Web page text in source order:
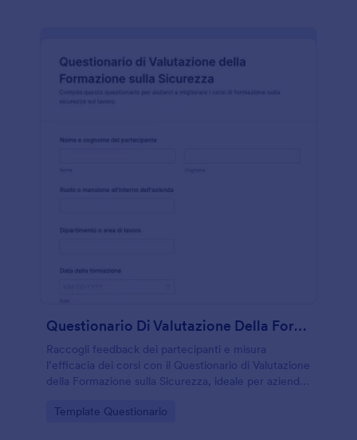
Questionario Di Valutazione Della Formazione Sulla Sicurezza
Raccogli feedback dei partecipanti e misura
l’efficacia dei corsi con il Questionario di Valutazione
della Formazione sulla Sicurezza, ideale per aziende
dopo ogni sessione.
Go to Category:
Template Questionario